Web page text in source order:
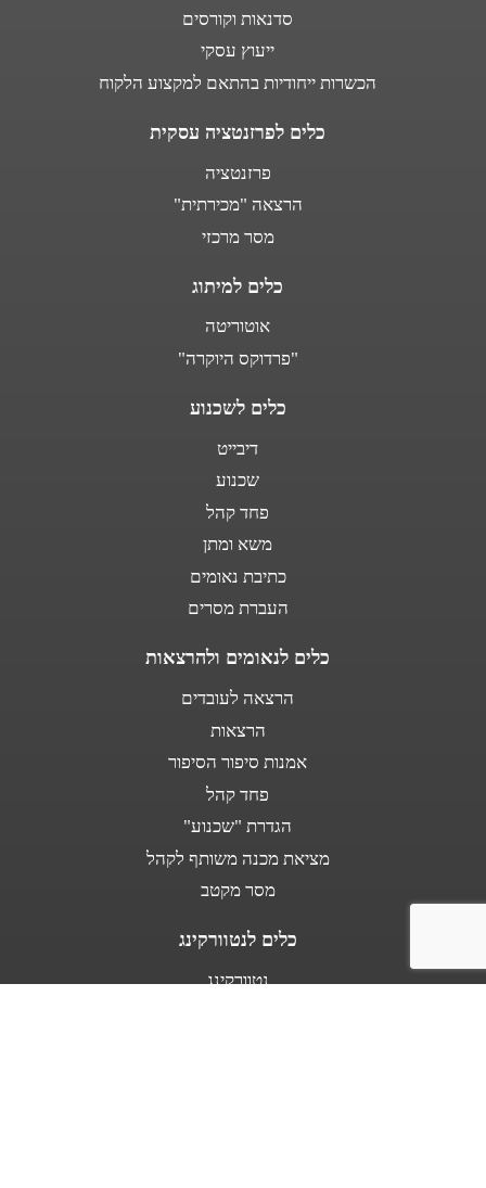
סדנאות וקורסים
ייעוץ עסקי
הכשרות ייחודיות בהתאם למקצוע הלקוח
כלים לפרזנטציה עסקית
פרזנטציה
הרצאה "מכירתית"
מסר מרכזי
כלים למיתוג
אוטוריטה
"פרדוקס היוקרה"
כלים לשכנוע
דיבייט
שכנוע
פחד קהל
משא ומתן
כתיבת נאומים
העברת מסרים
כלים לנאומים ולהרצאות
הרצאה לעובדים
הרצאות
אמנות סיפור הסיפור
פחד קהל
הגדרת "שכנוע"
מציאת מכנה משותף לקהל
מסר מקטב
כלים לנטוורקינג
נטוורקינג